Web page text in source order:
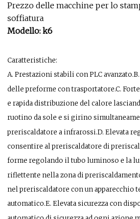
Prezzo delle macchine per lo
soffiatura
Modello: k6
Caratteristiche:
A. Prestazioni stabili con PLC
delle preforme con trasportatore.C.
e rapida distribuzione del calore
ruotino da sole e si girino
preriscaldatore a infrarossi.D. Elevata
consentire al preriscaldatore di
forme regolando il tubo luminoso e la
riflettente nella zona di
nel preriscaldatore con un apparecchio
automatico.E. Elevata sicurezza con